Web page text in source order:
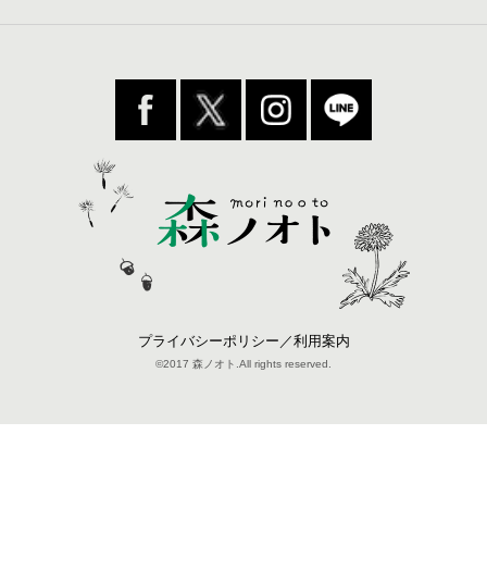
プライバシーポリシー／利用案内
©2017 森ノオト.All rights reserved.